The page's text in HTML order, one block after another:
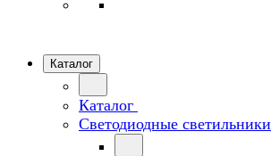
Каталог
Каталог
Светодиодные светильники